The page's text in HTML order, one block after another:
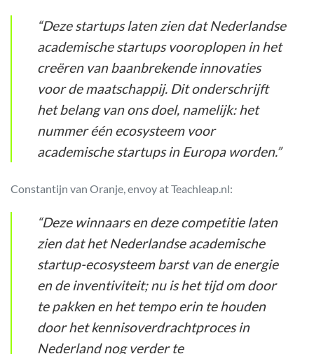
“Deze startups laten zien dat Nederlandse
academische startups vooroplopen in het
creëren van baanbrekende innovaties
voor de maatschappij. Dit onderschrijft
het belang van ons doel, namelijk: het
nummer één ecosysteem voor
academische startups in Europa worden.”
Constantijn van Oranje, envoy at Teachleap.nl:
“Deze winnaars en deze competitie laten
zien dat het Nederlandse academische
startup-ecosysteem barst van de energie
en de inventiviteit; nu is het tijd om door
te pakken en het tempo erin te houden
door het kennisoverdrachtproces in
Nederland nog verder te